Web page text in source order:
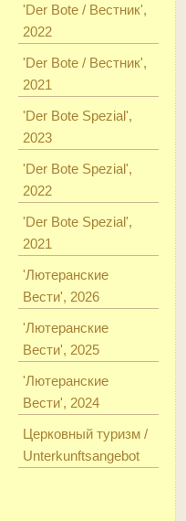
'Der Bote / Вестник',
2022
'Der Bote / Вестник',
2021
'Der Bote Spezial',
2023
'Der Bote Spezial',
2022
'Der Bote Spezial',
2021
'Лютеранские
Вести', 2026
'Лютеранские
Вести', 2025
'Лютеранские
Вести', 2024
Церковный туризм /
Unterkunftsangebot